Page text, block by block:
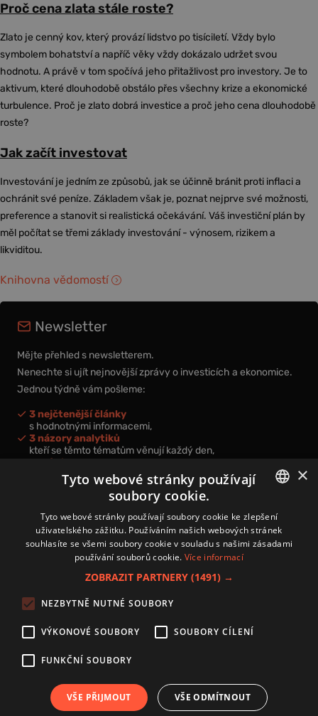
Proč cena zlata stále roste?
Zlato je cenný kov, který provází lidstvo po tisíciletí. Vždy bylo
symbolem bohatství a napříč věky vždy dokázalo udržet svou
hodnotu. A právě v tom spočívá jeho přitažlivost pro investory. Je to
aktivum, které dlouhodobě obstálo přes všechny krize a ekonomické
turbulence. Proč je zlato dobrá investice a proč jeho cena dlouhodobě
roste?
Jak začít investovat
Investování je jedním ze způsobů, jak se účinně bránit proti inflaci a
ochránit své peníze. Základem však je, poznat nejprve své možnosti,
preference a stanovit si realistická očekávání. Váš investiční plán by
měl počítat se třemi základy investování - výnosem, rizikem a
likviditou.
Knihovna vědomostí
Newsletter
Mějte přehled s newsletterem.
Nenechte si ujít nejnovější zprávy o investicích a ekonomice.
Jednou týdně vám pošleme:
3 nejčtenější články
s hodnotnými informacemi,
3 názory analytiků
kteří se těmto tématům věnují každý den,
nová videa a podcasty
k prohloubení vašich znalostí.
Přihlášením k newsletteru vyjadřujete svůj souhlas spodmínkami
zpracování osobních údajů.
Zásady používání souborů cookies
Autoři
Nastavení cookies
CZECH
×
Tyto webové stránky používají
soubory cookie.
Tyto webové stránky používají soubory cookie ke zlepšení
uživatelského zážitku. Používáním našich webových stránek
souhlasíte se všemi soubory cookie v souladu s našimi zásadami
používání souborů cookie. Více informací
ZOBRAZIT PARTNERY (1491) →
NEZBYTNĚ NUTNÉ SOUBORY
VÝKONOVÉ SOUBORY SOUBORY CÍLENÍ
FUNKČNÍ SOUBORY
VŠE PŘIJMOUT VŠE ODMÍTNOUT